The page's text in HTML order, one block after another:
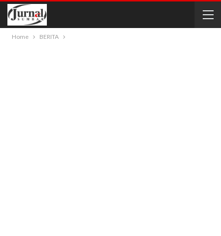
Home BERITA